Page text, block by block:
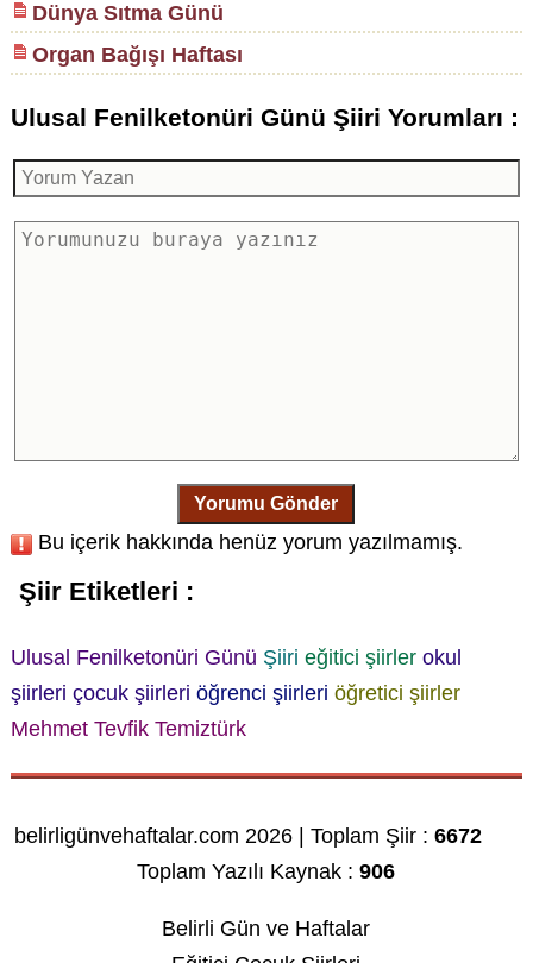
Dünya Sıtma Günü
Organ Bağışı Haftası
Ulusal Fenilketonüri Günü Şiiri Yorumları :
Yorumu Gönder
Bu içerik hakkında henüz yorum yazılmamış.
Şiir Etiketleri :
Ulusal Fenilketonüri Günü Şiiri eğitici şiirler okul
şiirleri çocuk şiirleri öğrenci şiirleri öğretici şiirler
Mehmet Tevfik Temiztürk
belirligünvehaftalar.com 2026 | Toplam Şiir :6672
Toplam Yazılı Kaynak :906
Belirli Gün ve Haftalar